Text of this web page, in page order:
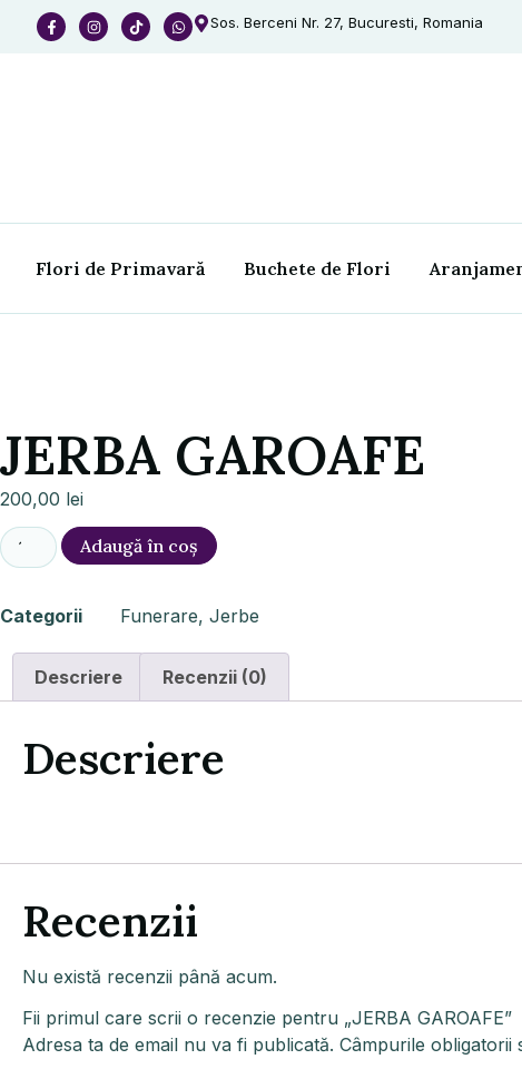
Sos. Berceni Nr. 27, Bucuresti, Romania
Flori de Primavară Buchete de Flori
JERBA GAROAFE
200,00 lei
Adaugă în coș
Categorii Funerare, Jerbe
Descriere Recenzii (0)
Descriere
Recenzii
Nu există recenzii până acum.
Fii primul care scrii o recenzie pentru „JERBA GAROAFE”
Adresa ta de email nu va fi publicată. Câmpurile obligatorii